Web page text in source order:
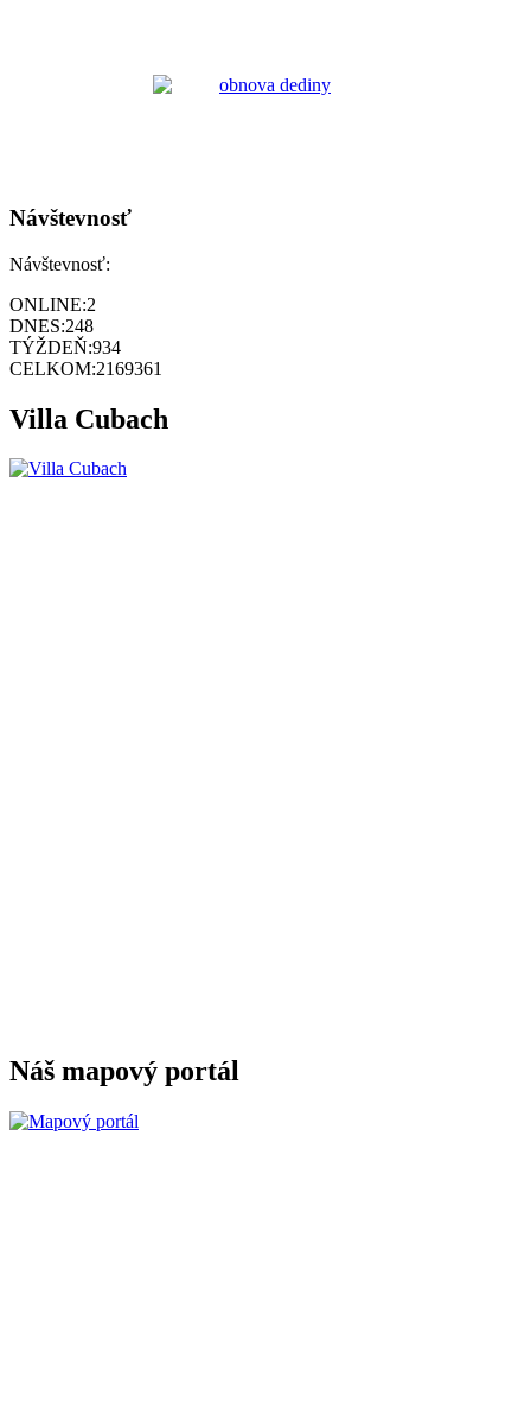
Návštevnosť
Návštevnosť:
ONLINE:2
DNES:248
TÝŽDEŇ:934
CELKOM:2169361
Villa Cubach
Náš mapový portál